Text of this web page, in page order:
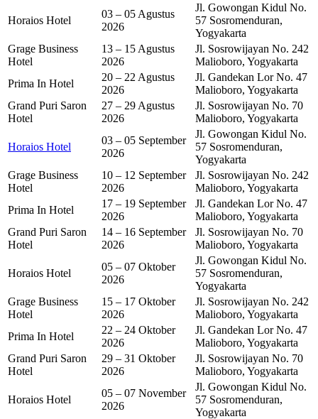
Horaios Hotel
03 – 05 Agustus
2026
Jl. Gowongan Kidul No.
57 Sosromenduran,
Yogyakarta
Grage Business
Hotel
13 – 15 Agustus
2026
Jl. Sosrowijayan No. 242
Malioboro, Yogyakarta
Prima In Hotel
20 – 22 Agustus
2026
Jl. Gandekan Lor No. 47
Malioboro, Yogyakarta
Grand Puri Saron
Hotel
27 – 29 Agustus
2026
Jl. Sosrowijayan No. 70
Malioboro, Yogyakarta
Horaios Hotel
03 – 05 September
2026
Jl. Gowongan Kidul No.
57 Sosromenduran,
Yogyakarta
Grage Business
Hotel
10 – 12 September
2026
Jl. Sosrowijayan No. 242
Malioboro, Yogyakarta
Prima In Hotel
17 – 19 September
2026
Jl. Gandekan Lor No. 47
Malioboro, Yogyakarta
Grand Puri Saron
Hotel
14 – 16 September
2026
Jl. Sosrowijayan No. 70
Malioboro, Yogyakarta
Horaios Hotel
05 – 07 Oktober
2026
Jl. Gowongan Kidul No.
57 Sosromenduran,
Yogyakarta
Grage Business
Hotel
15 – 17 Oktober
2026
Jl. Sosrowijayan No. 242
Malioboro, Yogyakarta
Prima In Hotel
22 – 24 Oktober
2026
Jl. Gandekan Lor No. 47
Malioboro, Yogyakarta
Grand Puri Saron
Hotel
29 – 31 Oktober
2026
Jl. Sosrowijayan No. 70
Malioboro, Yogyakarta
Horaios Hotel
05 – 07 November
2026
Jl. Gowongan Kidul No.
57 Sosromenduran,
Yogyakarta